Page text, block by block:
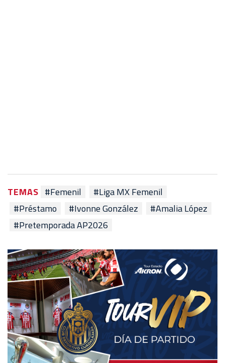
TEMAS #Femenil
#Liga MX Femenil
#Préstamo
#Ivonne González
#Amalia López
#Pretemporada AP2026